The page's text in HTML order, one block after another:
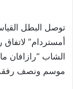
توصل البطل
أمستردام”
الشاب “رازافان
موسم ونصف رفقة